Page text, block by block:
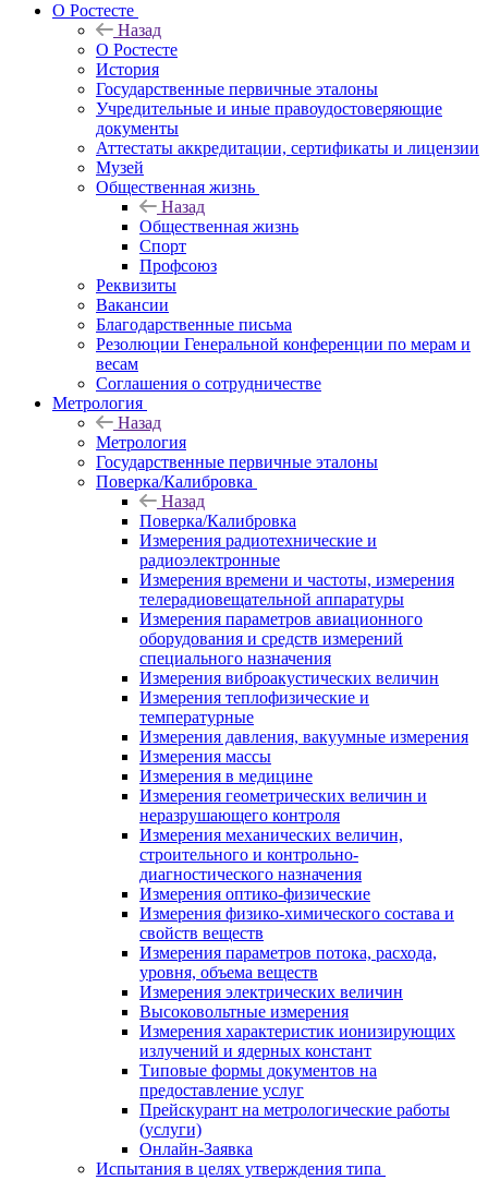
О Ростесте
Назад
О Ростесте
История
Государственные первичные эталоны
Учредительные и иные правоудостоверяющие
документы
Аттестаты аккредитации, сертификаты и лицензии
Музей
Общественная жизнь
Назад
Общественная жизнь
Спорт
Профсоюз
Реквизиты
Вакансии
Благодарственные письма
Резолюции Генеральной конференции по мерам и
весам
Соглашения о сотрудничестве
Метрология
Назад
Метрология
Государственные первичные эталоны
Поверка/Калибровка
Назад
Поверка/Калибровка
Измерения радиотехнические и
радиоэлектронные
Измерения времени и частоты, измерения
телерадиовещательной аппаратуры
Измерения параметров авиационного
оборудования и средств измерений
специального назначения
Измерения виброакустических величин
Измерения теплофизические и
температурные
Измерения давления, вакуумные измерения
Измерения массы
Измерения в медицине
Измерения геометрических величин и
неразрушающего контроля
Измерения механических величин,
строительного и контрольно-
диагностического назначения
Измерения оптико-физические
Измерения физико-химического состава и
свойств веществ
Измерения параметров потока, расхода,
уровня, объема веществ
Измерения электрических величин
Высоковольтные измерения
Измерения характеристик ионизирующих
излучений и ядерных констант
Типовые формы документов на
предоставление услуг
Прейскурант на метрологические работы
(услуги)
Онлайн-Заявка
Испытания в целях утверждения типа